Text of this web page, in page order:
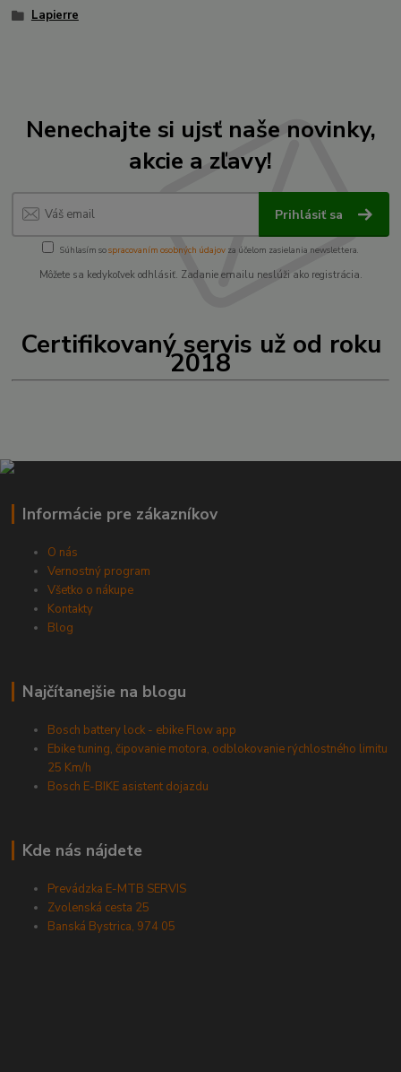
Lapierre
Nenechajte si ujsť naše novinky,
akcie a zľavy!
Prihlásiť sa
Súhlasím sospracovaním osobných údajov za účelom zasielania newslettera.
Môžete sa kedykoľvek odhlásiť. Zadanie emailu neslúži ako registrácia.
Certifikovaný servis už od roku
2018
Informácie pre zákazníkov
O nás
Vernostný program
Všetko o nákupe
Kontakty
Blog
Najčítanejšie na blogu
Bosch battery lock - ebike Flow app
Ebike tuning, čipovanie motora, odblokovanie rýchlostného limitu
25 Km/h
Bosch E-BIKE asistent dojazdu
Kde nás nájdete
Prevádzka E-MTB SERVIS
Zvolenská cesta 25
Banská Bystrica, 974 05